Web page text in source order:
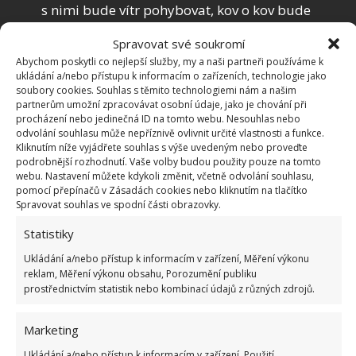
Spravovat své soukromí
Abychom poskytli co nejlepší služby, my a naši partneři používáme k
ukládání a/nebo přístupu k informacím o zařízeních, technologie jako
soubory cookies. Souhlas s těmito technologiemi nám a našim
partnerům umožní zpracovávat osobní údaje, jako je chování při
procházení nebo jedinečná ID na tomto webu. Nesouhlas nebo
odvolání souhlasu může nepříznivě ovlivnit určité vlastnosti a funkce.
Kliknutím níže vyjádřete souhlas s výše uvedeným nebo proveďte
podrobnější rozhodnutí. Vaše volby budou použity pouze na tomto
webu. Nastavení můžete kdykoli změnit, včetně odvolání souhlasu,
pomocí přepínačů v Zásadách cookies nebo kliknutím na tlačítko
Spravovat souhlas ve spodní části obrazovky.
Statistiky
Ukládání a/nebo přístup k informacím v zařízení, Měření výkonu
reklam, Měření výkonu obsahu, Porozumění publiku
prostřednictvím statistik nebo kombinací údajů z různých zdrojů.
Marketing
s nimi bude vítr pohybovat, kov o kov bude
nepříjemný.
Stelivo pro kočky– když je vysypete do
podzemních tunelů hlodavců, také se jich
dokážete zbavit. Zápach kočičí moči přímo
nesnesou.
Rostliny– odér některých rostlin působí na
hryzce vodního taktéž velmi negativně, a proto
se jim raději vyhne. Jedná se o řebčík královský,
pryšec hrachový, česnek, hořčici a mátu.
Zdroje: Deccoria, MZE